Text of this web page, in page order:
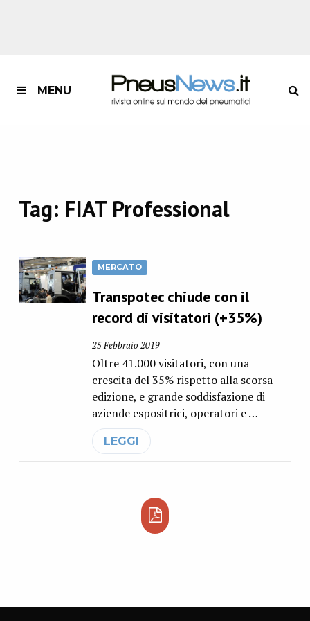
MENU
Tag: FIAT Professional
MERCATO
Transpotec chiude con il
record di visitatori (+35%)
25 Febbraio 2019
Oltre 41.000 visitatori, con una
crescita del 35% rispetto alla scorsa
edizione, e grande soddisfazione di
aziende espositrici, operatori e …
LEGGI